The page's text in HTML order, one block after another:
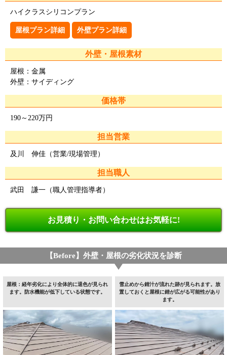
ハイクラスシリコンプラン
屋根プラン詳細 外壁プラン詳細
外壁・屋根素材
屋根：金属
外壁：サイディング
価格帯
190～220万円
担当営業
及川 伸佳（営業/現場管理）
担当職人
武田 謙一（職人管理指導者）
お見積り・お問い合わせはお気軽に!
【Before】外壁・屋根の劣化状況を診断
屋根：経年劣化により全体的に退色が見られ
ます。防水機能が低下している状態です。
雪止めから錆汁が流れた跡が見られます。放
置しておくと屋根に錆が広がる可能性があり
ます。